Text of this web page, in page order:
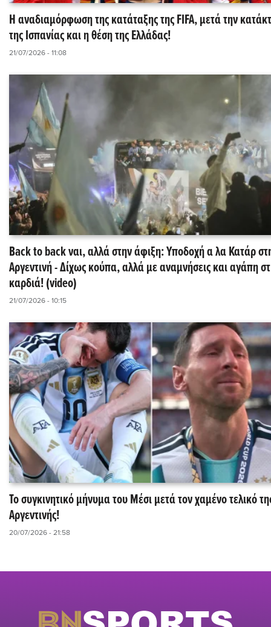
Η αναδιαμόρφωση της κατάταξης της FIFA, μετά την
της Ισπανίας και η θέση της Ελλάδας!
21/07/2026 - 11:08
Back to back ναι, αλλά στην άφιξη: Υποδοχή α λα Κατάρ
Αργεντινή - Δίχως κούπα, αλλά με αναμνήσεις και αγάπη
καρδιά! (video)
21/07/2026 - 10:15
Το συγκινητικό μήνυμα του Μέσι μετά τον χαμένο τελικό
Αργεντινής!
20/07/2026 - 21:58